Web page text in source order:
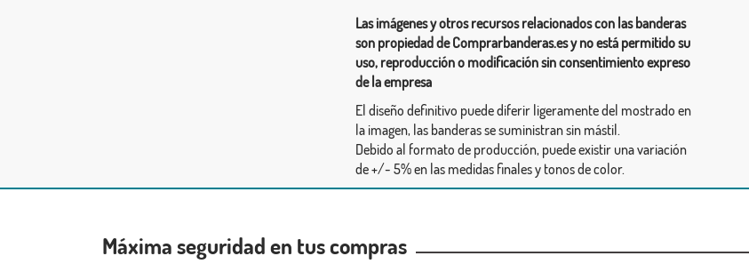
Las imágenes y otros recursos relacionados con las banderas
son propiedad de Comprarbanderas.es y no está permitido su
uso, reproducción o modificación sin consentimiento expreso
de la empresa
El diseño definitivo puede diferir ligeramente del mostrado en
la imagen, las banderas se suministran sin mástil.
Debido al formato de producción, puede existir una variación
de +/- 5% en las medidas finales y tonos de color.
Máxima seguridad en tus compras